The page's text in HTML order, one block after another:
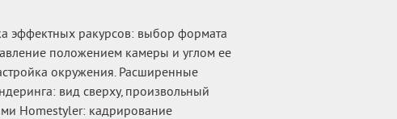
эффектных ракурсов: выбор формата
положением камеры и углом ее
окружения. Расширенные
вид сверху, произвольный
Homestyler: кадрирование